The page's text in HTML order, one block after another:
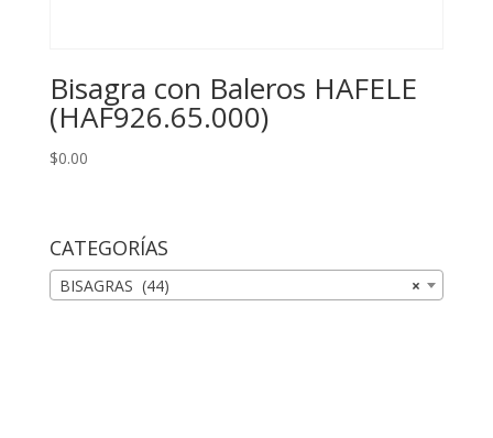
Bisagra con Baleros HAFELE
(HAF926.65.000)
$0.00
CATEGORÍAS
×
BISAGRAS (44)